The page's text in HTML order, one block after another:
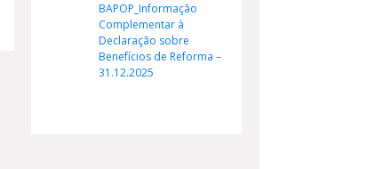
BAPOP_Informação
Complementar à
Declaração sobre
Benefícios de Reforma –
31.12.2025